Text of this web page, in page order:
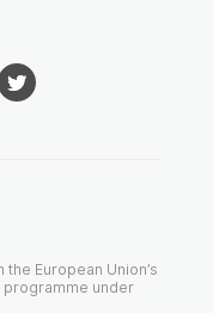
European Union’s
programme under